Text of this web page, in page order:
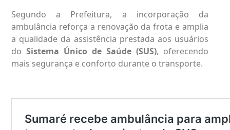
Segundo a Prefeitura, a incorporação da
ambulância reforça a renovação da frota e amplia
a qualidade da assistência prestada aos usuários
do Sistema Único de Saúde (SUS), oferecendo
mais segurança e conforto durante o transporte.